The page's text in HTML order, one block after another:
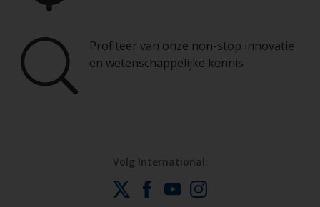
Profiteer van onze non-stop innovatie
en wetenschappelijke kennis
Volg International: